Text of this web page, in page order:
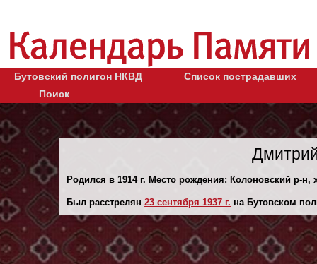
Бутовский полигон НКВД
Список пострадавших
Поиск
Родился в 1914 г. Место рождения: Колоновский р-
Был расстрелян 23 сентября 1937 г. на Бутовском